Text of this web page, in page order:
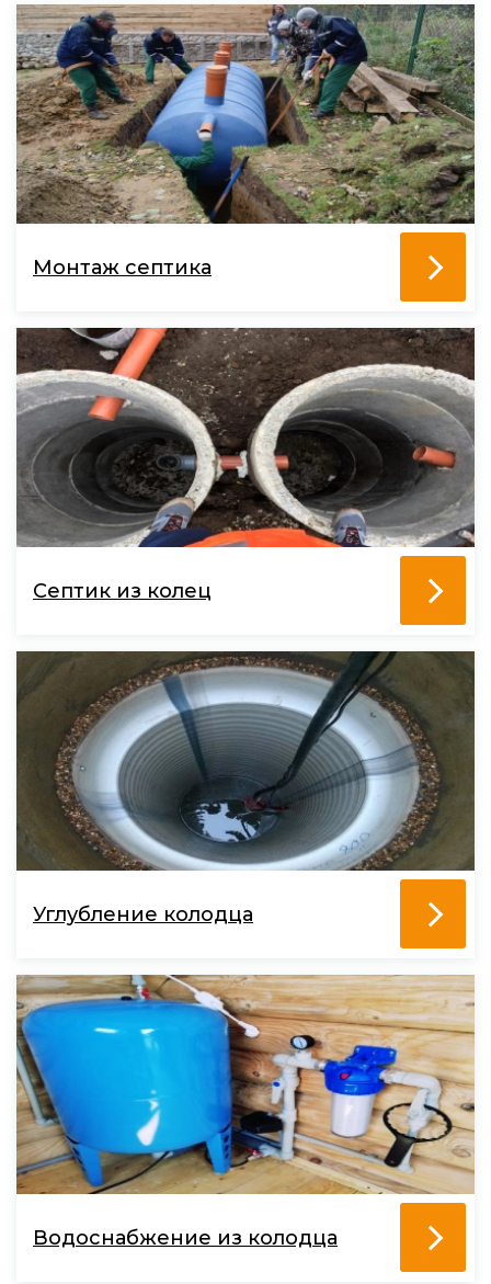
Монтаж септика
Септик из колец
Углубление колодца
Водоснабжение из колодца